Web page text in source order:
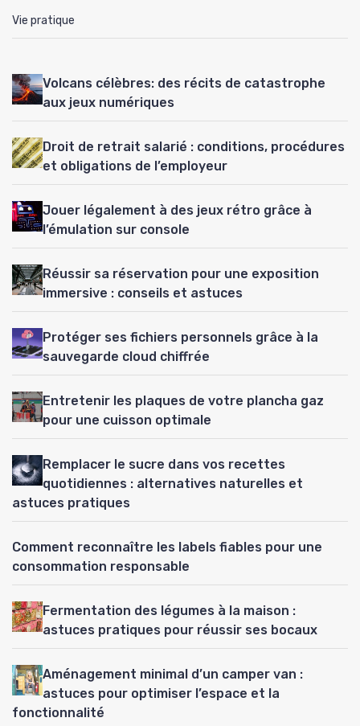
Vie pratique
Volcans célèbres: des récits de catastrophe
aux jeux numériques
Droit de retrait salarié : conditions, procédures
et obligations de l’employeur
Jouer légalement à des jeux rétro grâce à
l’émulation sur console
Réussir sa réservation pour une exposition
immersive : conseils et astuces
Protéger ses fichiers personnels grâce à la
sauvegarde cloud chiffrée
Entretenir les plaques de votre plancha gaz
pour une cuisson optimale
Remplacer le sucre dans vos recettes
quotidiennes : alternatives naturelles et
astuces pratiques
Comment reconnaître les labels fiables pour une
consommation responsable
Fermentation des légumes à la maison :
astuces pratiques pour réussir ses bocaux
Aménagement minimal d’un camper van :
astuces pour optimiser l’espace et la
fonctionnalité